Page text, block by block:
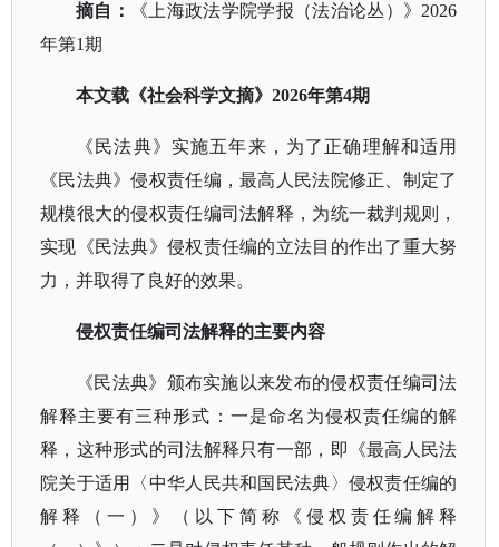
摘自： 《上海政法学院学报（法治论丛）》 2026
年第1期
本文载《社会科学文摘》 2026年第4期
《民法典》实施五年来，为了正确理解和适用
《民法典》侵权责任编，最高人民法院修正、制定了
规模很大的侵权责任编司法解释，为统一裁判规则，
实现《民法典》侵权责任编的立法目的作出了重大努
力，并取得了良好的效果。
侵权责任编司法解释的主要内容
《民法典》颁布实施以来发布的侵权责任编司法
解释主要有三种形式：一是命名为侵权责任编的解
释，这种形式的司法解释只有一部，即《最高人民法
院关于适用〈中华人民共和国民法典〉侵权责任编的
解释（一）》（以下简称《侵权责任编解释